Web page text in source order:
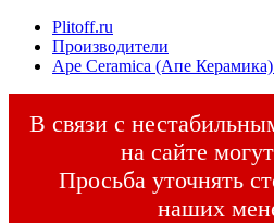
Plitoff.ru
Производители
Ape Ceramica (Апе
В связи с
на сайте
Просьба уточнять
наших